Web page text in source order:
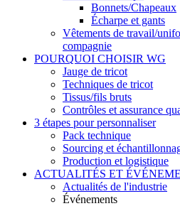
Bonnets/Chapeaux
Écharpe et gants
Vêtements de travail/
compagnie
POURQUOI CHOISIR WG
Jauge de tricot
Techniques de tricot
Tissus/fils bruts
Contrôles et assurance
3 étapes pour personnaliser
Pack technique
Sourcing et
Production et logistique
ACTUALITÉS ET
Actualités de l'industrie
Événements